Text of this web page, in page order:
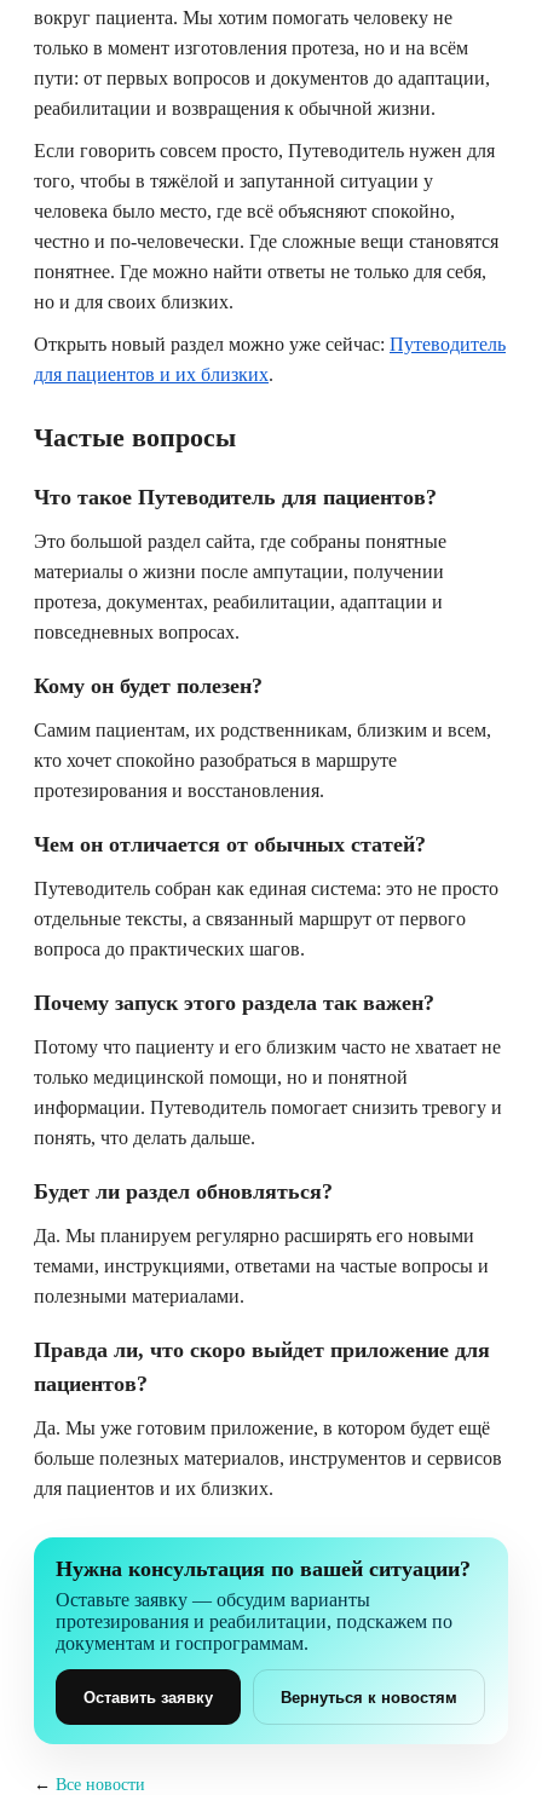
вокруг пациента. Мы хотим помогать человеку не
только в момент изготовления протеза, но и на всём
пути: от первых вопросов и документов до адаптации,
реабилитации и возвращения к обычной жизни.
Если говорить совсем просто, Путеводитель нужен для
того, чтобы в тяжёлой и запутанной ситуации у
человека было место, где всё объясняют спокойно,
честно и по-человечески. Где сложные вещи становятся
понятнее. Где можно найти ответы не только для себя,
но и для своих близких.
Открыть новый раздел можно уже сейчас: Путеводитель
для пациентов и их близких.
Частые вопросы
Что такое Путеводитель для пациентов?
Это большой раздел сайта, где собраны понятные
материалы о жизни после ампутации, получении
протеза, документах, реабилитации, адаптации и
повседневных вопросах.
Кому он будет полезен?
Самим пациентам, их родственникам, близким и всем,
кто хочет спокойно разобраться в маршруте
протезирования и восстановления.
Чем он отличается от обычных статей?
Путеводитель собран как единая система: это не просто
отдельные тексты, а связанный маршрут от первого
вопроса до практических шагов.
Почему запуск этого раздела так важен?
Потому что пациенту и его близким часто не хватает не
только медицинской помощи, но и понятной
информации. Путеводитель помогает снизить тревогу и
понять, что делать дальше.
Будет ли раздел обновляться?
Да. Мы планируем регулярно расширять его новыми
темами, инструкциями, ответами на частые вопросы и
полезными материалами.
Правда ли, что скоро выйдет приложение для
пациентов?
Да. Мы уже готовим приложение, в котором будет ещё
больше полезных материалов, инструментов и сервисов
для пациентов и их близких.
Нужна консультация по вашей ситуации?
Оставьте заявку — обсудим варианты
протезирования и реабилитации, подскажем по
документам и госпрограммам.
Оставить заявку Вернуться к новостям
← Все новости